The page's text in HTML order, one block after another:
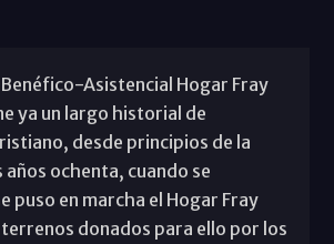
Benéfico-Asistencial Hogar Fray
ya un largo historial de
desde principios de la
años ochenta, cuando se
puso en marcha el Hogar Fray
donados para ello por los